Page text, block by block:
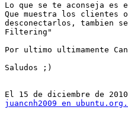
Lo que se te aconseja es
Que muestra los clientes
desconectarlos, tambien
Filtering"
Por ultimo ultimamente
Saludos ;)
juancnh2009 en